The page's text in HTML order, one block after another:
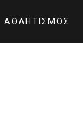
ΑΘΛΗΤΙΣΜΌΣ